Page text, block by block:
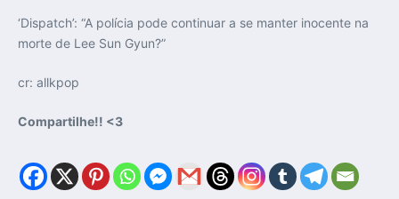
‘Dispatch’: “A polícia pode continuar a se manter inocente na
morte de Lee Sun Gyun?”
cr: allkpop
Compartilhe!! <3